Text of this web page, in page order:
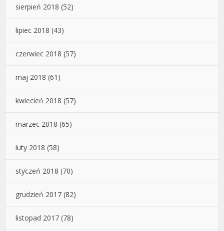
sierpień 2018 (52)
lipiec 2018 (43)
czerwiec 2018 (57)
maj 2018 (61)
kwiecień 2018 (57)
marzec 2018 (65)
luty 2018 (58)
styczeń 2018 (70)
grudzień 2017 (82)
listopad 2017 (78)